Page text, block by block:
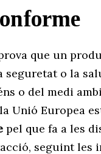
que un
o la
o del medi
Unió Europea
pel que fa a les
seguint les